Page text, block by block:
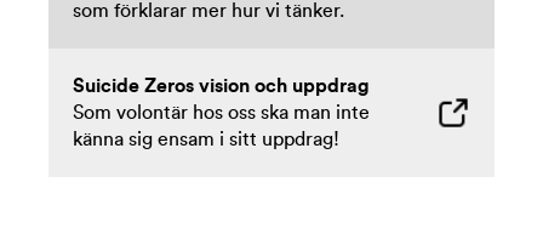
som förklarar mer hur vi tänker.
Suicide Zeros vision och uppdrag
Som volontär hos oss ska man inte
känna sig ensam i sitt uppdrag!